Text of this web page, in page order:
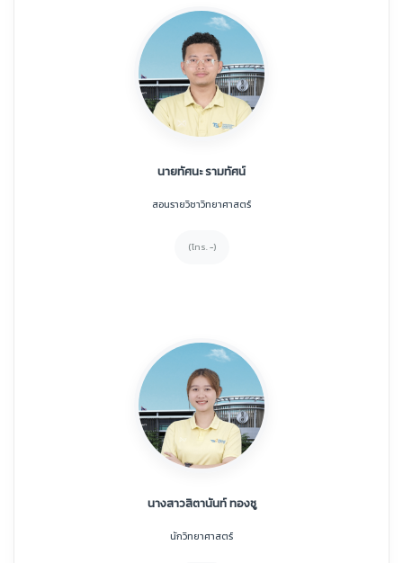
นายทัศนะ รามทัศน์
สอนรายวิชาวิทยาศาสตร์
(โทร. -)
นางสาวสิตานันท์ ทองชู
นักวิทยาศาสตร์